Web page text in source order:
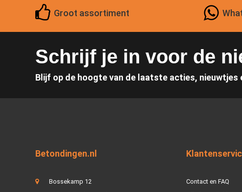
Groot assortiment
Schrijf je in voor de
Blijf op de hoogte van de laatste acties, nieuwtjes
Betondingen.nl
Bossekamp 12
Contact en FAQ